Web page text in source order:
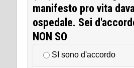
manifesto pro vita
ospedale. Sei
NON SO
SI sono d'accordo